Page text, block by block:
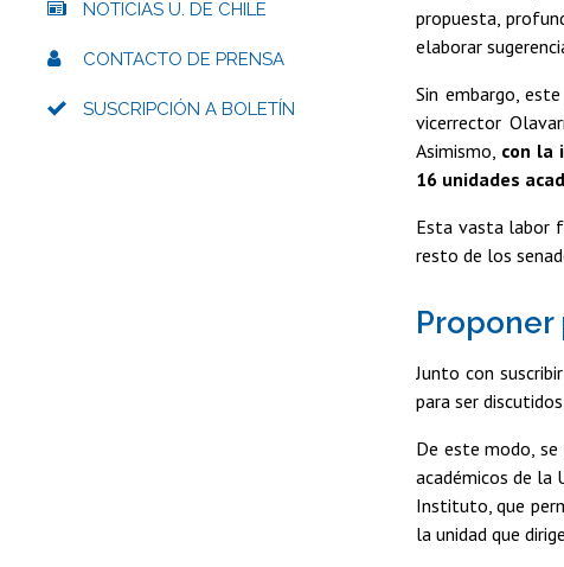
propuesta,
elaborar
Sin embargo,
vicerrector
Asimismo, con la
16 unidades
Esta vasta labor
resto de los
Proponer
Junto con
para ser
De este modo,
académicos de la
Instituto, que
la unidad que
NOTICIAS U. DE CHILE
CONTACTO DE PRENSA
SUSCRIPCIÓN A BOLETÍN